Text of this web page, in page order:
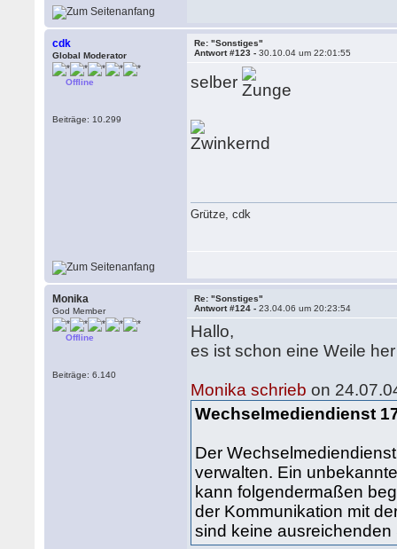
cdk
Global Moderator
Offline
Beiträge: 10.299
Re: "Sonstiges"
Antwort #123 -30.10.04 um 22:01:55
selber
Grütze, cdk
Monika
God Member
Offline
Beiträge: 6.140
Re: "Sonstiges"
Antwort #124 -23.04.06 um 20:23:54
Hallo,
es ist schon eine Weile
Monika schrieb on
Wechselmediendienst
Der
verwalten. Ein
kann folgendermaßen
der Kommunikation mit
sind keine